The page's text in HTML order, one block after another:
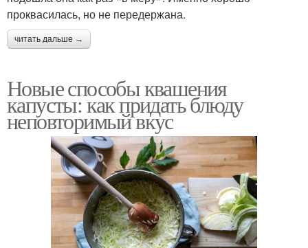
проквасилась, но не передержана.
читать дальше →
Новые способы квашения
капусты: как придать блюду
неповторимый вкус